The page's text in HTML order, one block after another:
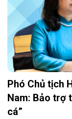
Phó Chủ tịch
Nam: Bảo trợ
cá”